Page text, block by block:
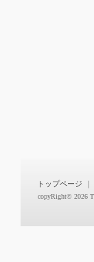
トップページ ｜
copyRight© 2026